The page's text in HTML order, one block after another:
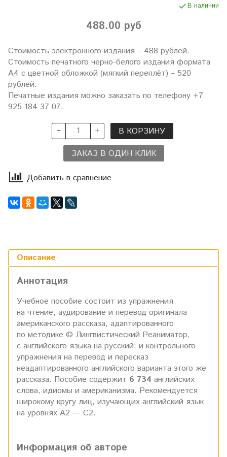
В наличии
488.00 руб
Стоимость электронного издания – 488 рублей.
Стоимость печатного черно-белого издания формата
А4 с цветной обложкой (мягкий переплёт) – 520
рублей.
Печатные издания можно заказать по телефону +7
925 184 37 07.
В КОРЗИНУ
ЗАКАЗ В ОДИН КЛИК
Добавить в сравнение
Описание
Аннотация
Учебное пособие состоит из упражнения
на чтение, аудирование и перевод оригинала
американского рассказа, адаптированного
по методике © Лингвистический Реаниматор,
с английского языка на русский; и контрольного
упражнения на перевод и пересказ
неадаптированного английского варианта этого же
рассказа. Пособие содержит 6 734 английских
слова, идиомы и американизма. Рекомендуется
широкому кругу лиц, изучающих английский язык
на уровнях А2 — С2.
Информация об авторе